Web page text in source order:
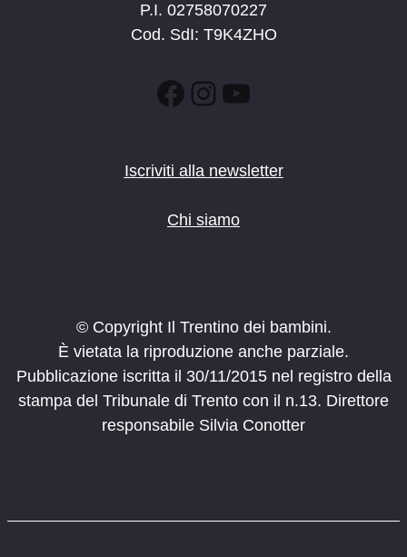
P.I. 02758070227
Cod. SdI: T9K4ZHO
Facebook
Instagram
YouTube
Iscriviti alla newsletter
Chi siamo
© Copyright Il Trentino dei bambini.
È vietata la riproduzione anche parziale.
Pubblicazione iscritta il 30/11/2015 nel registro della
stampa del Tribunale di Trento con il n.13. Direttore
responsabile Silvia Conotter